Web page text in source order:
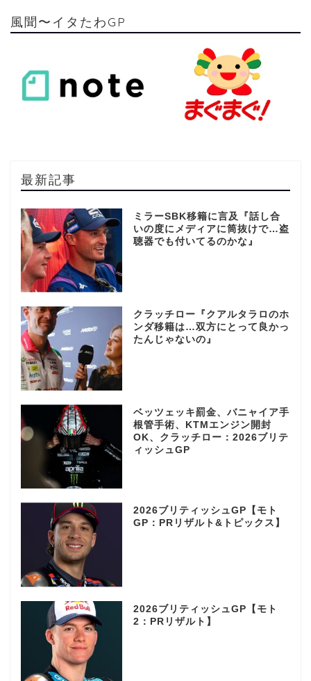
風聞〜イタたわGP
最新記事
ミラーSBK移籍に言及『話し合
いの度にメディアに筒抜けで…盗
聴器でも付いてるのかな』
クラッチロー『クアルタラロのホ
ンダ移籍は…双方にとって良かっ
たんじゃないの』
ベッツェッキ罰金、バニャイア手
根管手術、KTMエンジン開封
OK、クラッチロー：2026ブリテ
ィッシュGP
2026ブリティッシュGP【モト
GP：PRリザルト&トピックス】
2026ブリティッシュGP【モト
2：PRリザルト】